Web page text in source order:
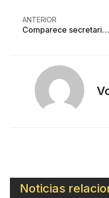
ANTERIOR
Comparece secretario de Desarrollo Social ante el pleno
Noticias